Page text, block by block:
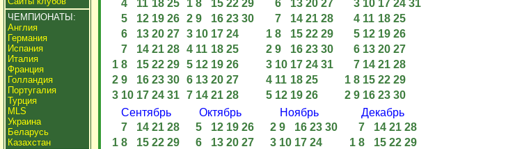
ЧЕМПИОНАТЫ:
Англия
Германия
Испания
Италия
Франция
Голландия
Португалия
Турция
MLS
Украина
Беларусь
Казахстан
4
11 18 25
5
12 19 26
6
13 20 27
7
14 21 28
1 8 15 22 29
2 9 16 23 30
3 10 17 24 31
1 8 15 22 29
2 9 16 23 30
3 10 17 24
4 11 18 25
5 12 19 26
6 13 20 27
7 14 21 28
6
13 20 27
7
14 21 28
1 8 15 22 29
2 9 16 23 30
3 10 17 24 31
4 11 18 25
5 12 19 26
3 10 17 24 31
4 11 18 25
5 12 19 26
6 13 20 27
7 14 21 28
1 8 15 22 29
2 9 16 23 30
Сентябрь
7
14 21 28
1 8 15 22 29
Октябрь
5
12 19 26
6
13 20 27
Ноябрь
2 9 16 23 30
3 10 17 24
Декабрь
7
14 21 28
1 8 15 22 29